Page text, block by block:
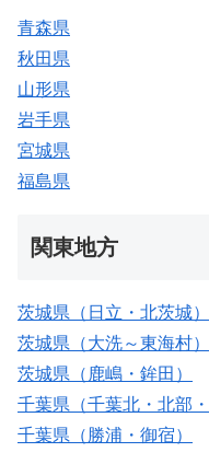
青森県
秋田県
山形県
岩手県
宮城県
福島県
関東地方
茨城県（日立・北茨城）
茨城県（大洗～東海村）
茨城県（鹿嶋・鉾田）
千葉県（千葉北・北部
千葉県（勝浦・御宿）